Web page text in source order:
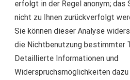
erfolgt in der Regel anonym; das
nicht zu Ihnen zurückverfolgt
Sie können dieser Analyse
die Nichtbenutzung bestimmter
Detaillierte Informationen und
Widerspruchsmöglichkeiten